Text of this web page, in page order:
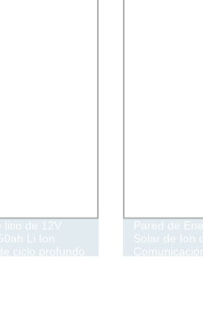
litio de 12V
Li Ion
ciclo profundo
Pared de
Solar de Ion